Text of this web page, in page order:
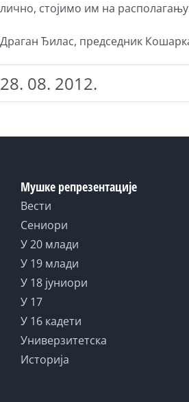
лично, стојимо им на
Драган Ђилас, председник
28. 08. 2012.
Мушке репрезентације
Вести
Сениори
У 20 млади
У 19 млади
У 18 јуниори
У 17
У 16 кадети
Универзитетска
Историја